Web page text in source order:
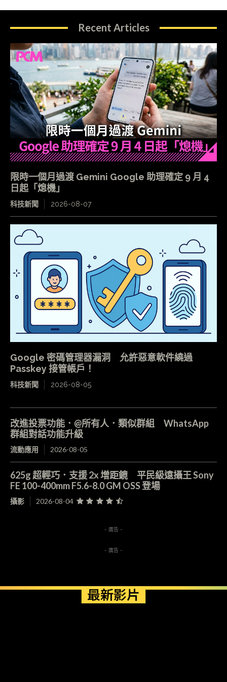
Recent Articles
限時一個月過渡 Gemini Google 助理確定 9 月 4
日起「熄機」
科技新聞 2026-08-07
Google 密碼管理器漏洞 允許惡意軟件繞過
Passkey 接管帳戶！
科技新聞 2026-08-05
改進投票功能．@所有人．類似群組 WhatsApp
群組對話功能升級
流動應用 2026-08-05
625g 超輕巧．支援 2x 增距鏡 平民級遠攝王 Sony
FE 100-400mm F5.6-8.0 GM OSS 登場
攝影 2026-08-04
- 廣告 -
- 廣告 -
最新影片